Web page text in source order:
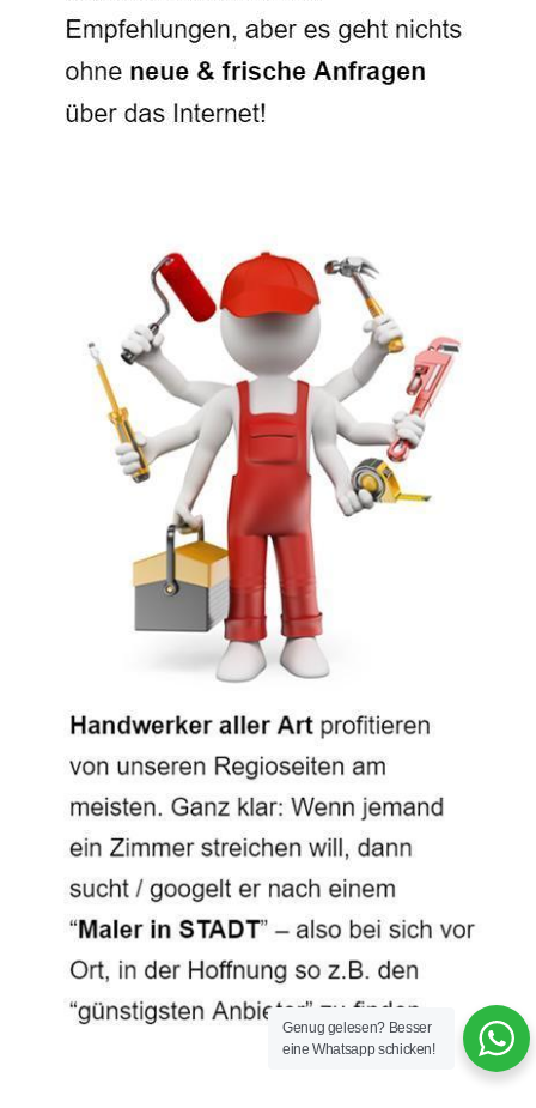
Genug gelesen? Besser
eine Whatsapp schicken!